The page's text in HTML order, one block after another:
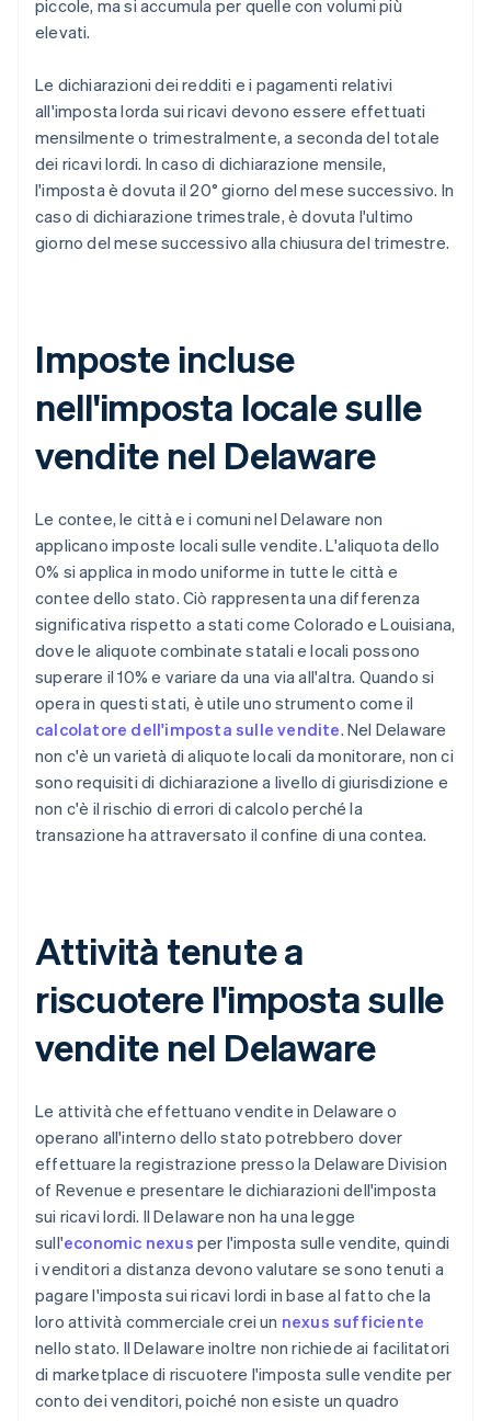
piccole, ma si accumula per quelle con volumi più
elevati.
Le dichiarazioni dei redditi e i pagamenti relativi
all'imposta lorda sui ricavi devono essere effettuati
mensilmente o trimestralmente, a seconda del totale
dei ricavi lordi. In caso di dichiarazione mensile,
l'imposta è dovuta il 20° giorno del mese successivo. In
caso di dichiarazione trimestrale, è dovuta l'ultimo
giorno del mese successivo alla chiusura del trimestre.
Imposte incluse
nell'imposta locale sulle
vendite nel Delaware
Le contee, le città e i comuni nel Delaware non
applicano imposte locali sulle vendite. L'aliquota dello
0% si applica in modo uniforme in tutte le città e
contee dello stato. Ciò rappresenta una differenza
significativa rispetto a stati come Colorado e Louisiana,
dove le aliquote combinate statali e locali possono
superare il 10% e variare da una via all'altra. Quando si
opera in questi stati, è utile uno strumento come il
calcolatore dell'imposta sulle vendite. Nel Delaware
non c'è un varietà di aliquote locali da monitorare, non ci
sono requisiti di dichiarazione a livello di giurisdizione e
non c'è il rischio di errori di calcolo perché la
transazione ha attraversato il confine di una contea.
Attività tenute a
riscuotere l'imposta sulle
vendite nel Delaware
Le attività che effettuano vendite in Delaware o
operano all'interno dello stato potrebbero dover
effettuare la registrazione presso la Delaware Division
of Revenue e presentare le dichiarazioni dell'imposta
sui ricavi lordi. Il Delaware non ha una legge
sull'economic nexus per l'imposta sulle vendite, quindi
i venditori a distanza devono valutare se sono tenuti a
pagare l'imposta sui ricavi lordi in base al fatto che la
loro attività commerciale crei un nexus sufficiente
nello stato. Il Delaware inoltre non richiede ai facilitatori
di marketplace di riscuotere l'imposta sulle vendite per
conto dei venditori, poiché non esiste un quadro